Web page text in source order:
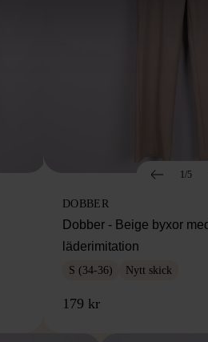
1/5
DOBBER
Dobber - Beige byxor
läderimitation
S (34-36) Nytt skick
179 kr